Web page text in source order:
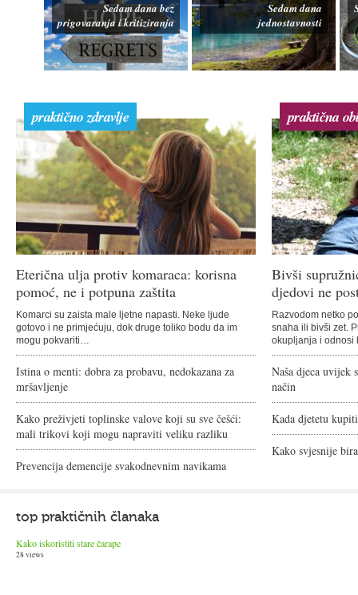
Sedam dana bez
prigovaranja i kritiziranja
Sedam dana
jednostavnosti
praktično zdravlje
Eterična ulja protiv komaraca: korisna
pomoć, ne i potpuna zaštita
Komarci su zaista male ljetne napasti. Neke ljude
gotovo i ne primjećuju, dok druge toliko bodu da im
mogu pokvariti…
Istina o menti: dobra za probavu, nedokazana za
mršavljenje
Kako preživjeti toplinske valove koji su sve češći:
mali trikovi koji mogu napraviti veliku razliku
Prevencija demencije svakodnevnim navikama
praktična
Bivši
djedovi ne
Razvodom netko
snaha ili bivši zet.
okupljanja i
Naša djeca uvijek
način
Kada djetetu
Kako svjesnije
top praktičnih članaka
Kako iskoristiti stare čarape
28 views